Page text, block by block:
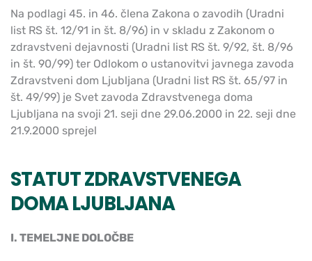
Na podlagi 45. in 46. člena Zakona o zavodih (Uradni
list RS št. 12/91 in št. 8/96) in v skladu z Zakonom o
zdravstveni dejavnosti (Uradni list RS št. 9/92, št. 8/96
in št. 90/99) ter Odlokom o ustanovitvi javnega zavoda
Zdravstveni dom Ljubljana (Uradni list RS št. 65/97 in
št. 49/99) je Svet zavoda Zdravstvenega doma
Ljubljana na svoji 21. seji dne 29.06.2000 in 22. seji dne
21.9.2000 sprejel
STATUT ZDRAVSTVENEGA
DOMA LJUBLJANA
I. TEMELJNE DOLOČBE